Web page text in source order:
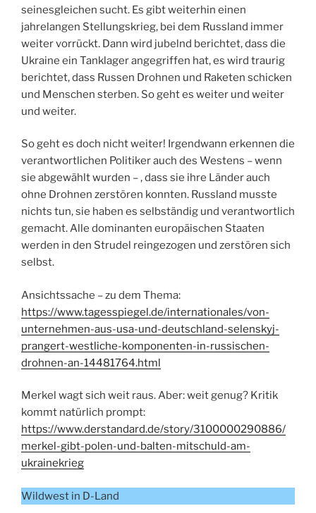
seinesgleichen sucht. Es gibt weiterhin einen
jahrelangen Stellungskrieg, bei dem Russland immer
weiter vorrückt. Dann wird jubelnd berichtet, dass die
Ukraine ein Tanklager angegriffen hat, es wird traurig
berichtet, dass Russen Drohnen und Raketen schicken
und Menschen sterben. So geht es weiter und weiter
und weiter.
So geht es doch nicht weiter! Irgendwann erkennen die
verantwortlichen Politiker auch des Westens – wenn
sie abgewählt wurden – , dass sie ihre Länder auch
ohne Drohnen zerstören konnten. Russland musste
nichts tun, sie haben es selbständig und verantwortlich
gemacht. Alle dominanten europäischen Staaten
werden in den Strudel reingezogen und zerstören sich
selbst.
Ansichtssache – zu dem Thema:
https://www.tagesspiegel.de/internationales/von-
unternehmen-aus-usa-und-deutschland-selenskyj-
prangert-westliche-komponenten-in-russischen-
drohnen-an-14481764.html
Merkel wagt sich weit raus. Aber: weit genug? Kritik
kommt natürlich prompt:
https://www.derstandard.de/story/3100000290886/
merkel-gibt-polen-und-balten-mitschuld-am-
ukrainekrieg
Wildwest in D-Land